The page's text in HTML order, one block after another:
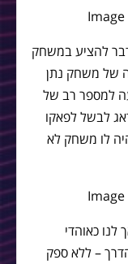
להציע במשחק
של משחק נתן
למספר רב של
לבשל לפאקו
לו משחק לא
לנו כאוהדי
– ללא ספק